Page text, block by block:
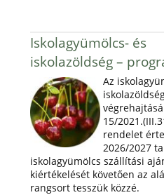
Iskolagyümölcs- és
iskolazöldség –
Az
15/
rendelet
2026/2027
iskolagyümölcs szállítási
kiértékelését követően az
rangsort tesszük közzé.